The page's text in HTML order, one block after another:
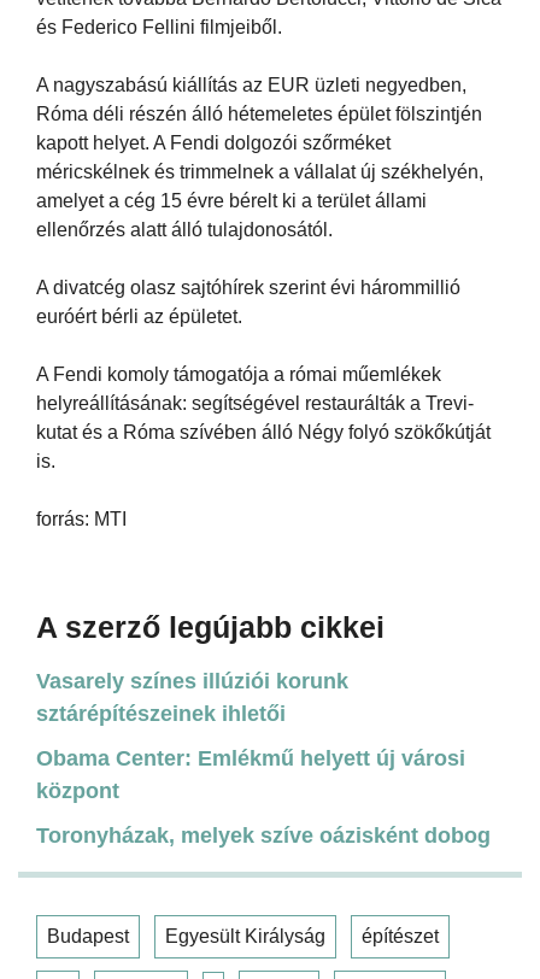
és Federico Fellini filmjeiből.
A nagyszabású kiállítás az EUR üzleti negyedben,
Róma déli részén álló hétemeletes épület fölszintjén
kapott helyet. A Fendi dolgozói szőrméket
méricskélnek és trimmelnek a vállalat új székhelyén,
amelyet a cég 15 évre bérelt ki a terület állami
ellenőrzés alatt álló tulajdonosától.
A divatcég olasz sajtóhírek szerint évi hárommillió
euróért bérli az épületet.
A Fendi komoly támogatója a római műemlékek
helyreállításának: segítségével restaurálták a Trevi-
kutat és a Róma szívében álló Négy folyó szökőkútját
is.
forrás: MTI
A szerző legújabb cikkei
Vasarely színes illúziói korunk
sztárépítészeinek ihletői
Obama Center: Emlékmű helyett új városi
központ
Toronyházak, melyek szíve oázisként dobog
Budapest Egyesült Királyság építészet